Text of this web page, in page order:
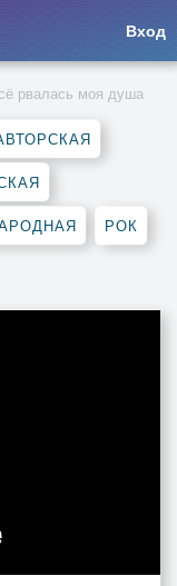
Вход
рвалась моя душа
РОК